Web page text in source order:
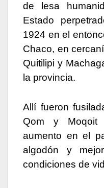
de lesa
Estado
1924 en el
Chaco, en
Quitilipi y
la provincia.
Allí fueron
Qom y Moqoit
aumento en el
algodón y
condiciones de